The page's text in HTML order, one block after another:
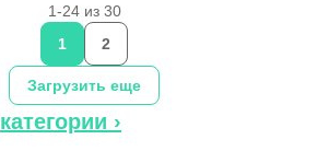
1-24 из 30
Загрузить еще
1 2
категории ›